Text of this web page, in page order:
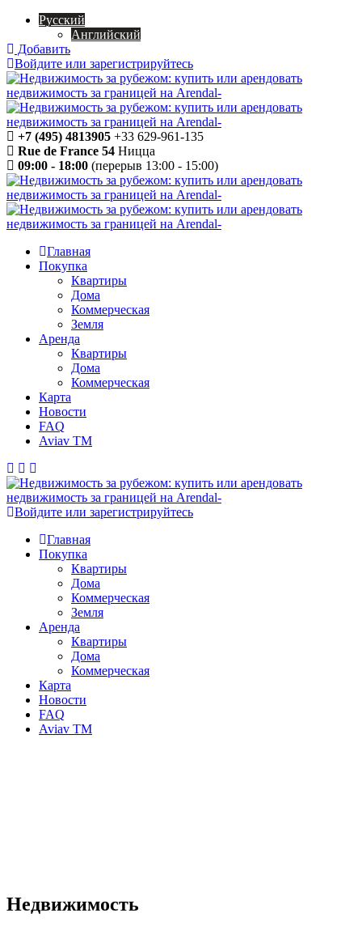
Русский
Английский
Добавить
Войдите или зарегистрируйтесь
+7 (495) 4813905 +33 629-961-135
Rue de France 54 Ницца
09:00 - 18:00 (перерыв 13:00 - 15:00)
Главная
Покупка
Квартиры
Дома
Коммерческая
Земля
Аренда
Квартиры
Дома
Коммерческая
Карта
Новости
FAQ
Aviav TM
Войдите или зарегистрируйтесь
Главная
Покупка
Квартиры
Дома
Коммерческая
Земля
Аренда
Квартиры
Дома
Коммерческая
Карта
Новости
FAQ
Aviav TM
Недвижимость